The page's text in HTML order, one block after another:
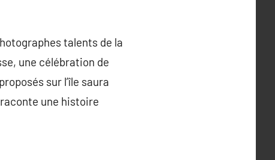
talents de la
une célébration de
sur l’île saura
une histoire